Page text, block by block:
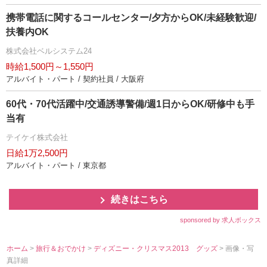
携帯電話に関するコールセンター/夕方からOK/未経験歓迎/
扶養内OK
株式会社ベルシステム24
時給1,500円～1,550円
アルバイト・パート / 契約社員 / 大阪府
60代・70代活躍中/交通誘導警備/週1日からOK/研修中も手
当有
テイケイ株式会社
日給1万2,500円
アルバイト・パート / 東京都
続きはこちら
sponsored by 求人ボックス
ホーム >旅行＆おでかけ>ディズニー・クリスマス2013 グッズ> 画像・写
真詳細